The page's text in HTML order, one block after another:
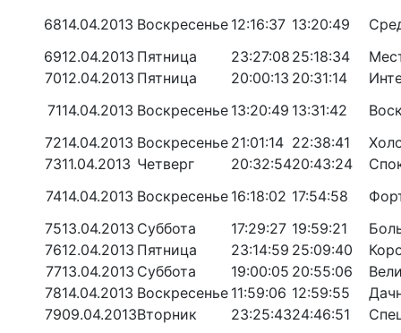
6814.04.2013 Воскресенье 12:16:37 13:20:49
6912.04.2013 Пятница 23:27:08 25:18:34
7012.04.2013 Пятница 20:00:13 20:31:14
7114.04.2013 Воскресенье 13:20:49 13:31:42
7214.04.2013 Воскресенье 21:01:14 22:38:41
7311.04.2013 Четверг 20:32:5420:43:24
7414.04.2013 Воскресенье 16:18:02 17:54:58
7513.04.2013 Суббота 17:29:27 19:59:21
7612.04.2013 Пятница 23:14:59 25:09:40
7713.04.2013 Суббота 19:00:05 20:55:06
7814.04.2013 Воскресенье 11:59:06 12:59:55
7909.04.2013Вторник 23:25:4324:46:51